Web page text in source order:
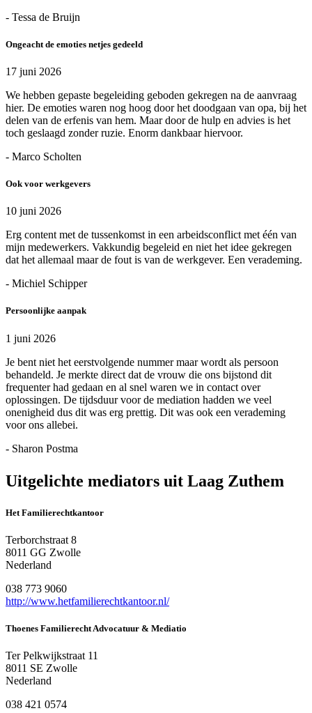
- Tessa de Bruijn
Ongeacht de emoties netjes gedeeld
17 juni 2026
We hebben gepaste begeleiding geboden gekregen na de aanvraag
hier. De emoties waren nog hoog door het doodgaan van opa, bij het
delen van de erfenis van hem. Maar door de hulp en advies is het
toch geslaagd zonder ruzie. Enorm dankbaar hiervoor.
- Marco Scholten
Ook voor werkgevers
10 juni 2026
Erg content met de tussenkomst in een arbeidsconflict met één van
mijn medewerkers. Vakkundig begeleid en niet het idee gekregen
dat het allemaal maar de fout is van de werkgever. Een verademing.
- Michiel Schipper
Persoonlijke aanpak
1 juni 2026
Je bent niet het eerstvolgende nummer maar wordt als persoon
behandeld. Je merkte direct dat de vrouw die ons bijstond dit
frequenter had gedaan en al snel waren we in contact over
oplossingen. De tijdsduur voor de mediation hadden we veel
onenigheid dus dit was erg prettig. Dit was ook een verademing
voor ons allebei.
- Sharon Postma
Uitgelichte mediators uit Laag Zuthem
Het Familierechtkantoor
Terborchstraat 8
8011 GG Zwolle
Nederland
038 773 9060
http://www.hetfamilierechtkantoor.nl/
Thoenes Familierecht Advocatuur & Mediatio
Ter Pelkwijkstraat 11
8011 SE Zwolle
Nederland
038 421 0574